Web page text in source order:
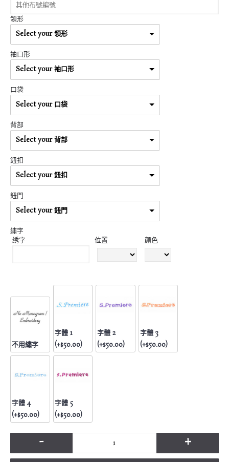
領形
Select your 領形
袖口形
Select your 袖口形
口袋
Select your 口袋
背部
Select your 背部
鈕扣
Select your 鈕扣
鈕門
Select your 鈕門
繡字
绣字
位置 颜色
不用繡字
字體 1
(+$50.00)
字體 2
(+$50.00)
字體 3
(+$50.00)
字體 4
(+$50.00)
字體 5
(+$50.00)
- +